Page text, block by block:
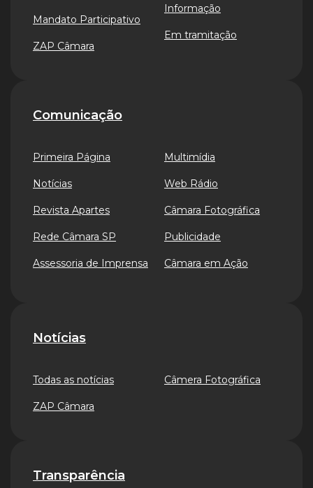
Mandato Participativo
ZAP Câmara
Informação
Em tramitação
Comunicação
Primeira Página
Notícias
Revista Apartes
Rede Câmara SP
Assessoria de Imprensa
Multimídia
Web Rádio
Câmara Fotográfica
Publicidade
Câmara em Ação
Notícias
Todas as notícias
ZAP Câmara
Câmera Fotográfica
Transparência